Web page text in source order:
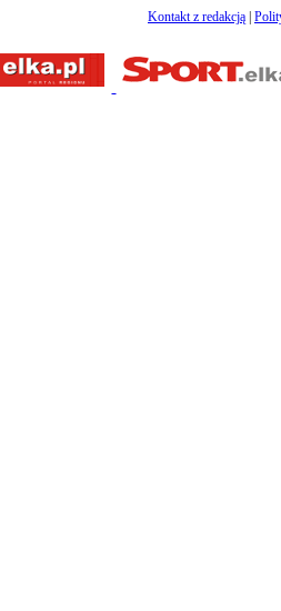
Kontakt z redakcją